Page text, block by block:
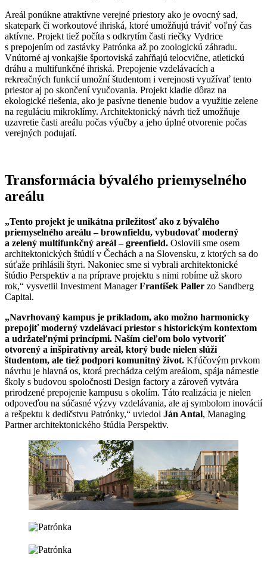
Areál ponúkne atraktívne verejné priestory ako je ovocný sad,
skatepark či workoutové ihriská, ktoré umožňujú tráviť voľný čas
aktívne. Projekt tiež počíta s odkrytím časti riečky Vydrice
s prepojením od zastávky Patrónka až po zoologickú záhradu.
Vnútorné aj vonkajšie športoviská zahŕňajú telocvične, atletickú
dráhu a multifunkčné ihriská. Prepojenie vzdelávacích a
rekreačných funkcií umožní študentom i verejnosti využívať tento
priestor aj po skončení vyučovania. Projekt kladie dôraz na
ekologické riešenia, ako je pasívne tienenie budov a využitie zelene
na reguláciu mikroklímy. Architektonický návrh tiež umožňuje
uzavretie časti areálu počas výučby a jeho úplné otvorenie počas
verejných podujatí.
Transformácia bývalého priemyselného
areálu
„Tento projekt je unikátna príležitosť ako z bývalého
priemyselného areálu – brownfieldu, vybudovať moderný
a zelený multifunkčný areál – greenfield. Oslovili sme osem
architektonických štúdií v Čechách a na Slovensku, z ktorých sa do
súťaže prihlásili štyri. Nakoniec sme si vybrali architektonické
štúdio Perspektiv a na príprave projektu s nimi robíme už skoro
rok,“ vysvetlil Investment ManagerFrantišek Paller zo Sandberg
Capital.
„Navrhovaný kampus je príkladom, ako možno harmonicky
prepojiť moderný vzdelávací priestor s historickým kontextom
a udržateľnými princípmi. Naším cieľom bolo vytvoriť
otvorený a inšpiratívny areál, ktorý bude nielen slúži
študentom, ale tiež podporí komunitný život. Kľúčovým prvkom
návrhu je hlavná os, ktorá prechádza celým areálom, spája námestie
školy s budovou spoločnosti Design factory a zároveň vytvára
prirodzené prepojenie kampusu s okolím. Táto realizácia je nielen
odpoveďou na súčasné výzvy vzdelávania, ale aj symbolom inovácií
a rešpektu k dedičstvu Patrónky,“ uviedol Ján Antal, Managing
Partner architektonického štúdia Perspektiv.